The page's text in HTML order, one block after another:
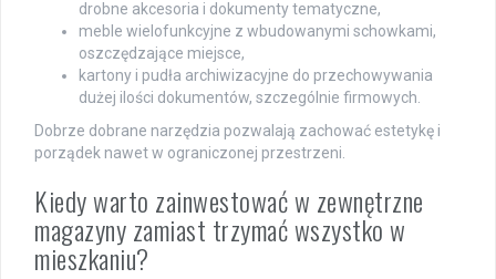
drobne akcesoria i dokumenty tematyczne,
meble wielofunkcyjne z wbudowanymi schowkami,
oszczędzające miejsce,
kartony i pudła archiwizacyjne do przechowywania
dużej ilości dokumentów, szczególnie firmowych.
Dobrze dobrane narzędzia pozwalają zachować estetykę i
porządek nawet w ograniczonej przestrzeni.
Kiedy warto zainwestować w zewnętrzne
magazyny zamiast trzymać wszystko w
mieszkaniu?